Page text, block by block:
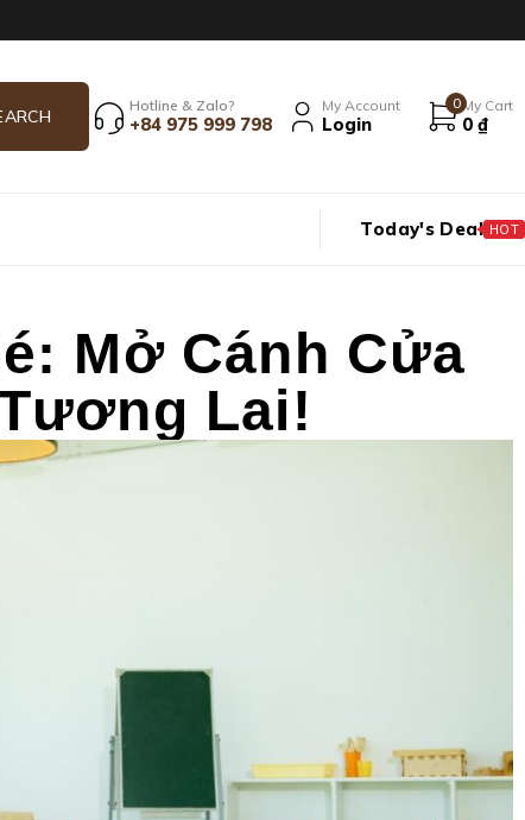
Hotline & Zalo?
+84 975 999 798
My Account
Login
0 My Cart
0 ₫
Today's Deal HOT
Mở Cánh Cửa
Lai!